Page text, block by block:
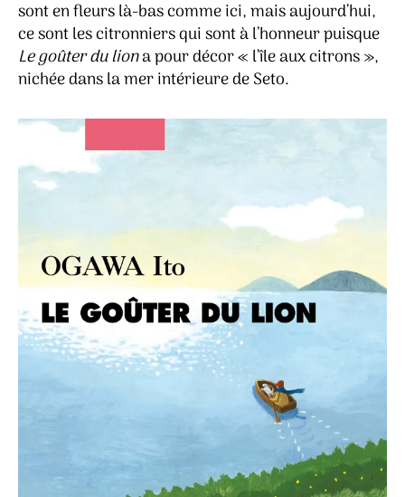
sont en fleurs là-bas comme ici, mais aujourd’hui,
ce sont les citronniers qui sont à l’honneur puisque
Le goûter du liona pour décor « l’île aux citrons »,
nichée dans la mer intérieure de Seto.